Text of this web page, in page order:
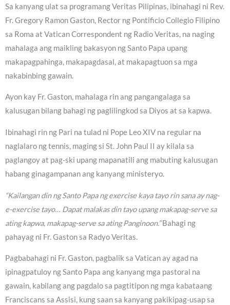
Sa kanyang ulat sa programang Veritas Pilipinas, ibinahagi ni Rev.
Fr. Gregory Ramon Gaston, Rector ng Pontificio Collegio Filipino
sa Roma at Vatican Correspondent ng Radio Veritas, na naging
mahalaga ang maikling bakasyon ng Santo Papa upang
makapagpahinga, makapagdasal, at makapagtuon sa mga
nakabinbing gawain.
Ayon kay Fr. Gaston, mahalaga rin ang pangangalaga sa
kalusugan bilang bahagi ng paglilingkod sa Diyos at sa kapwa.
Ibinahagi rin ng Pari na tulad ni Pope Leo XIV na regular na
naglalaro ng tennis, maging si St. John Paul II ay kilala sa
paglangoy at pag-ski upang mapanatili ang mabuting kalusugan
habang ginagampanan ang kanyang ministeryo.
“Kailangan din ng Santo Papa ng exercise kaya tayo rin sana ay nag-
e-exercise tayo… Dapat malakas din tayo upang makapag-serve sa
ating kapwa, makapag-serve sa ating Panginoon.”Bahagi ng
pahayag ni Fr. Gaston sa Radyo Veritas.
Pagbabahagi ni Fr. Gaston, pagbalik sa Vatican ay agad na
ipinagpatuloy ng Santo Papa ang kanyang mga pastoral na
gawain, kabilang ang pagdalo sa pagtitipon ng mga kabataang
Franciscans sa Assisi, kung saan sa kanyang pakikipag-usap sa